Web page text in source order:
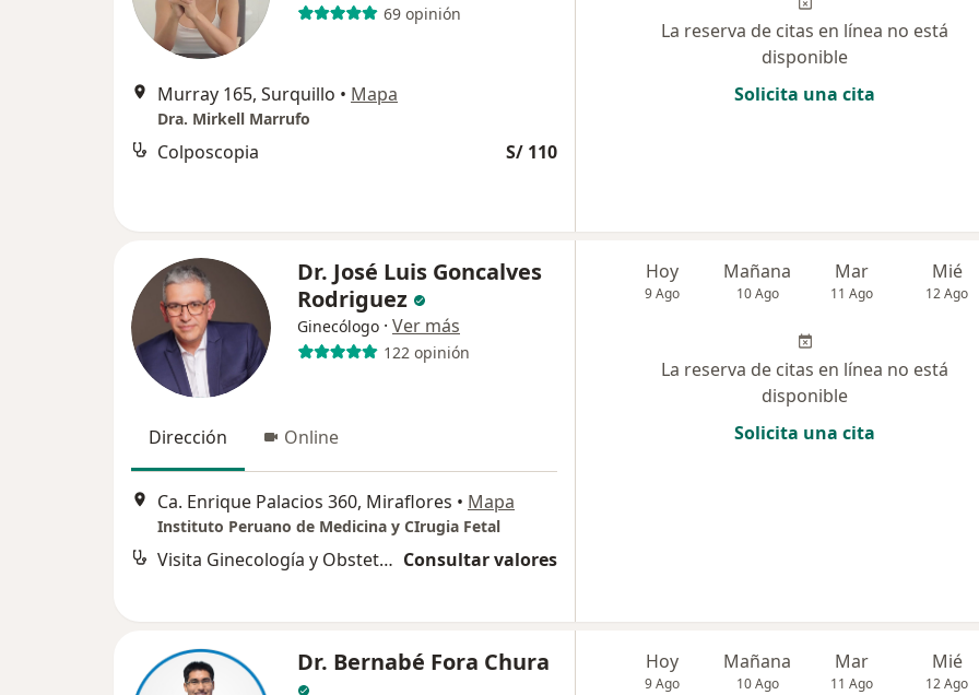
69 opinión
Murray 165, Surquillo • Mapa
Dra. Mirkell Marrufo
Colposcopia S/ 110
La reserva de citas en línea no está
disponible
Solicita una cita
Dr. José Luis Goncalves
Rodriguez
Ginecólogo · Ver más
122 opinión
Dirección Online
Ca. Enrique Palacios 360, Miraflores • Mapa
Instituto Peruano de Medicina y CIrugia Fetal
Visita Ginecología y Obstetricia Consultar valores
Hoy
9 Ago
Mañana
10 Ago
Mar
11 Ago
Mié
12 Ago
La reserva de citas en línea no está
disponible
Solicita una cita
Dr. Bernabé Fora Chura Hoy
9 Ago
Mañana
10 Ago
Mar
11 Ago
Mié
12 Ago